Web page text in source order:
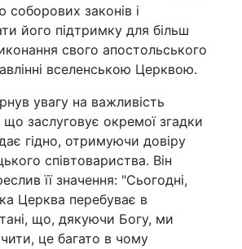
соборових законів і
його підтримку для більш
свого апостольського
вселенською Церквою.
увагу на важливість
що заслуговує окремої згадки
гідно, отримуючи довіру
співтовариства. Він
її значення: "Сьогодні,
Церква перебуває в
що, дякуючи Богу, ми
це багато в чому